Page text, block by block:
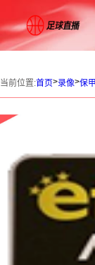
当前位置:首页>录像>保甲